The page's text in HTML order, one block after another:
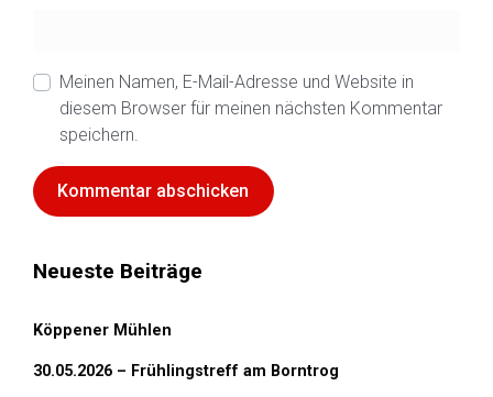
Meinen Namen, E-Mail-Adresse und Website in
diesem Browser für meinen nächsten Kommentar
speichern.
Neueste Beiträge
Köppener Mühlen
30.05.2026 – Frühlingstreff am Borntrog